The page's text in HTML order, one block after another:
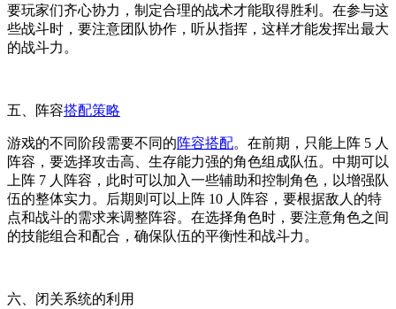
要玩家们齐心协力，制定合理的战术才能取得胜利。在参与这
些战斗时，要注意团队协作，听从指挥，这样才能发挥出最大
的战斗力。
五、阵容搭配策略
游戏的不同阶段需要不同的阵容搭配。在前期，只能上阵 5 人
阵容，要选择攻击高、生存能力强的角色组成队伍。中期可以
上阵 7 人阵容，此时可以加入一些辅助和控制角色，以增强队
伍的整体实力。后期则可以上阵 10 人阵容，要根据敌人的特
点和战斗的需求来调整阵容。在选择角色时，要注意角色之间
的技能组合和配合，确保队伍的平衡性和战斗力。
六、闭关系统的利用